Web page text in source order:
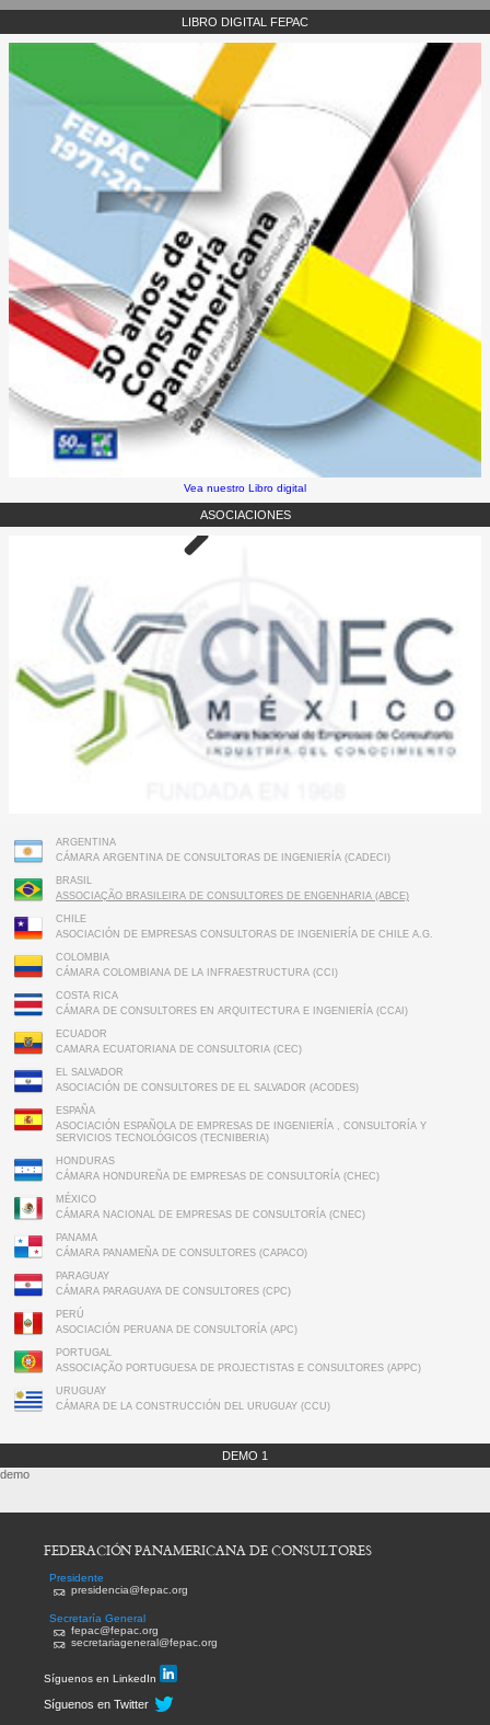
LIBRO DIGITAL FEPAC
Vea nuestro Libro digital
ASOCIACIONES
ARGENTINA
CÁMARA ARGENTINA DE CONSULTORAS DE INGENIERÍA (CADECI)
BRASIL
ASSOCIAÇÃO BRASILEIRA DE CONSULTORES DE ENGENHARIA (ABCE)
CHILE
ASOCIACIÓN DE EMPRESAS CONSULTORAS DE INGENIERÍA DE CHILE A.G.
COLOMBIA
CÁMARA COLOMBIANA DE LA INFRAESTRUCTURA (CCI)
COSTA RICA
CÁMARA DE CONSULTORES EN ARQUITECTURA E INGENIERÍA (CCAI)
ECUADOR
CAMARA ECUATORIANA DE CONSULTORIA (CEC)
EL SALVADOR
ASOCIACIÓN DE CONSULTORES DE EL SALVADOR (ACODES)
ESPAÑA
ASOCIACIÓN ESPAÑOLA DE EMPRESAS DE INGENIERÍA , CONSULTORÍA Y
SERVICIOS TECNOLÓGICOS (TECNIBERIA)
HONDURAS
CÁMARA HONDUREÑA DE EMPRESAS DE CONSULTORÍA (CHEC)
MÉXICO
CÁMARA NACIONAL DE EMPRESAS DE CONSULTORÍA (CNEC)
PANAMA
CÁMARA PANAMEÑA DE CONSULTORES (CAPACO)
PARAGUAY
CÁMARA PARAGUAYA DE CONSULTORES (CPC)
PERÚ
ASOCIACIÓN PERUANA DE CONSULTORÍA (APC)
PORTUGAL
ASSOCIAÇÃO PORTUGUESA DE PROJECTISTAS E CONSULTORES (APPC)
URUGUAY
CÁMARA DE LA CONSTRUCCIÓN DEL URUGUAY (CCU)
DEMO 1
demo
FEDERACIÓN PANAMERICANA DE CONSULTORES
Presidente
presidencia@fepac.org
Secretaría General
fepac@fepac.org
secretariageneral@fepac.org
Síguenos en LinkedIn
Síguenos en Twitter